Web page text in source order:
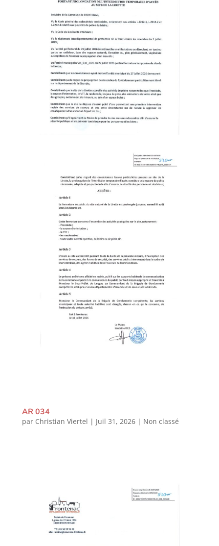
AR 034
par Christian Viertel | Juil 31, 2026| Non classé